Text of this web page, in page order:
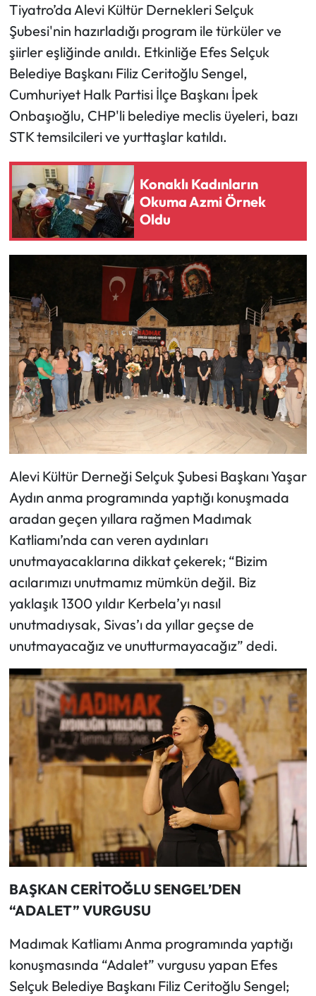
Tiyatro’da Alevi Kültür Dernekleri Selçuk
Şubesi'nin hazırladığı program ile türküler ve
şiirler eşliğinde anıldı. Etkinliğe Efes Selçuk
Belediye Başkanı Filiz Ceritoğlu Sengel,
Cumhuriyet Halk Partisi İlçe Başkanı İpek
Onbaşıoğlu, CHP'li belediye meclis üyeleri, bazı
STK temsilcileri ve yurttaşlar katıldı.
Konaklı Kadınların
Okuma Azmi Örnek
Oldu
Alevi Kültür Derneği Selçuk Şubesi Başkanı Yaşar
Aydın anma programında yaptığı konuşmada
aradan geçen yıllara rağmen Madımak
Katliamı’nda can veren aydınları
unutmayacaklarına dikkat çekerek; “Bizim
acılarımızı unutmamız mümkün değil. Biz
yaklaşık 1300 yıldır Kerbela’yı nasıl
unutmadıysak, Sivas’ı da yıllar geçse de
unutmayacağız ve unutturmayacağız” dedi.
BAŞKAN CERİTOĞLU SENGEL’DEN
“ADALET” VURGUSU
Madımak Katliamı Anma programında yaptığı
konuşmasında “Adalet” vurgusu yapan Efes
Selçuk Belediye Başkanı Filiz Ceritoğlu Sengel;